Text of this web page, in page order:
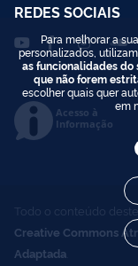
REDES SOCIAIS
Acesso à
Informação
Todo o conteúdo
Creative Commons
Adaptada
Para melhorar a
personalizados,
as funcionalidades do
que não forem
escolher quais quer
em